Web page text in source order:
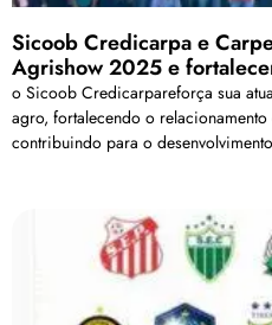
Sicoob Credicarpa e
Agrishow 2025 e
o Sicoob Credicarpareforça sua
agro, fortalecendo o
contribuindo para o